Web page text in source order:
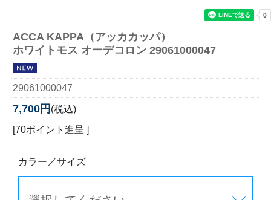
ACCA KAPPA（アッカカッパ）
ホワイトモス オーデコロン 29061000047
29061000047
7,700円 (税込)
[70ポイント進呈 ]
カラー／サイズ